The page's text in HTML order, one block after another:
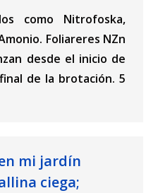
como Nitrofoska,
Foliareres NZn
desde el inicio de
de la brotación. 5
mi jardín
ciega;